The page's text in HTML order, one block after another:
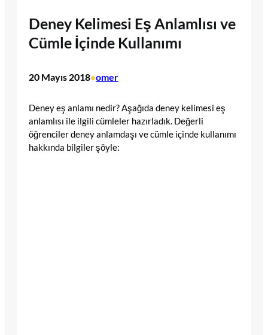
Deney Kelimesi Eş Anlamlısı ve
Cümle İçinde Kullanımı
20 Mayıs 2018•omer
Deney eş anlamı nedir? Aşağıda deney kelimesi eş
anlamlısı ile ilgili cümleler hazırladık. Değerli
öğrenciler deney anlamdaşı ve cümle içinde kullanımı
hakkında bilgiler şöyle: